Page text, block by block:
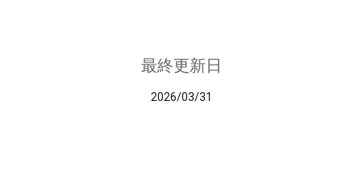
最終更新日
2026/03/31